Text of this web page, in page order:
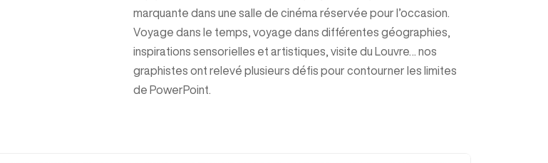
marquante dans une salle de cinéma réservée pour l’occasion.
Voyage dans le temps, voyage dans différentes géographies,
inspirations sensorielles et artistiques, visite du Louvre… nos
graphistes ont relevé plusieurs défis pour contourner les limites
de PowerPoint.